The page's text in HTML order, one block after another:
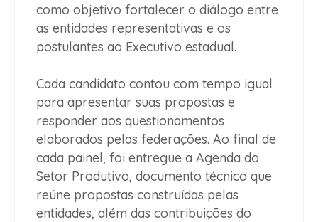
como objetivo fortalecer o diálogo entre
as entidades representativas e os
postulantes ao Executivo estadual.
Cada candidato contou com tempo igual
para apresentar suas propostas e
responder aos questionamentos
elaborados pelas federações. Ao final de
cada painel, foi entregue a Agenda do
Setor Produtivo, documento técnico que
reúne propostas construídas pelas
entidades, além das contribuições do